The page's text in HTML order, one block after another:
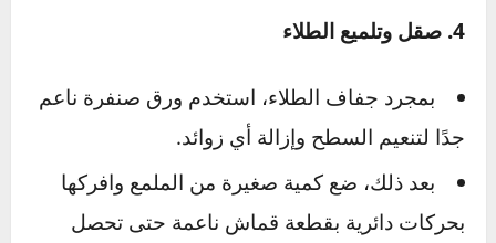
رج قلم الطلاء جيدًا قبل الاستخدام.
قم بتطبيق الطلاء بحذر على الخدش، مع التأكد
من تغطيته بالكامل.
اترك الطلاء ليجف تمامًا (حسب تعليمات المنتج،